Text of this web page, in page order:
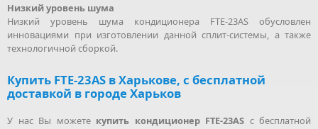
Низкий уровень шума
Низкий уровень шума кондиционера FTE-23AS обусловлен
инновациями при изготовлении данной сплит-системы, а также
технологичной сборкой.
Купить FTE-23AS в Харькове, с бесплатной
доставкой в городе Харьков
У нас Вы можете купить кондиционер FTE-23AS с бесплатной